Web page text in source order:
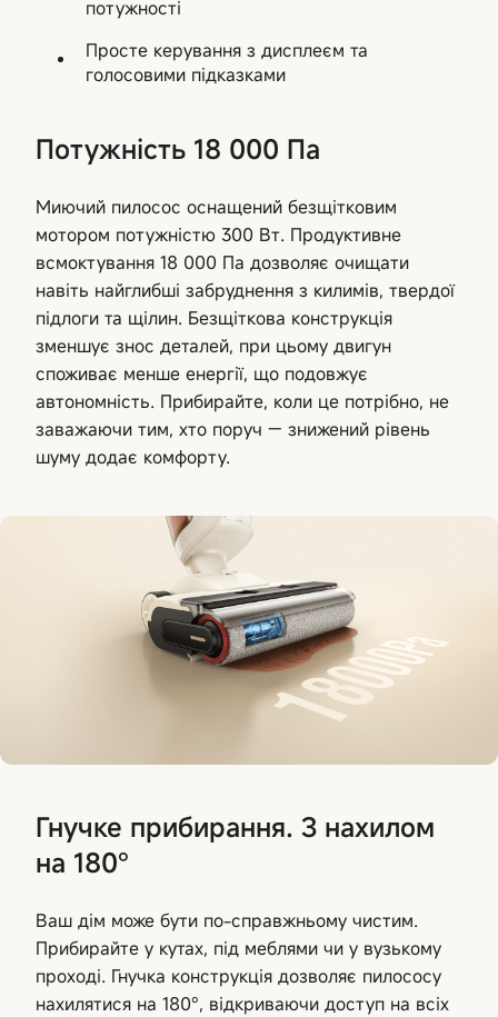
потужності
Просте керування з дисплеєм та
голосовими підказками
Потужність 18 000 Па
Миючий пилосос оснащений безщітковим
мотором потужністю 300 Вт. Продуктивне
всмоктування 18 000 Па дозволяє очищати
навіть найглибші забруднення з килимів, твердої
підлоги та щілин. Безщіткова конструкція
зменшує знос деталей, при цьому двигун
споживає менше енергії, що подовжує
автономність. Прибирайте, коли це потрібно, не
заважаючи тим, хто поруч — знижений рівень
шуму додає комфорту.
Гнучке прибирання. З нахилом
на 180°
Ваш дім може бути по-справжньому чистим.
Прибирайте у кутах, під меблями чи у вузькому
проході. Гнучка конструкція дозволяє пилососу
нахилятися на 180°, відкриваючи доступ на всіх